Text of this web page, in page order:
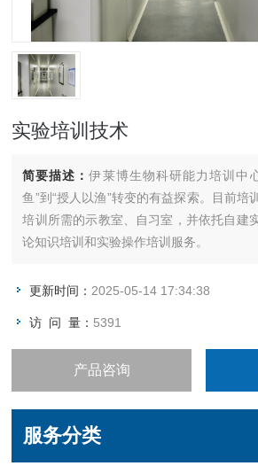
实验培训技术
简要描述：伊莱博生物科研能力培训中
鱼”到“授人以渔”转变的有益探索。目前培
培训所需的示教室、自习室，并依托自建
论知识培训和实验操作培训服务。
更新时间： 2025-05-14 17:34:38
访 问 量： 5391
产品咨询
服务分类